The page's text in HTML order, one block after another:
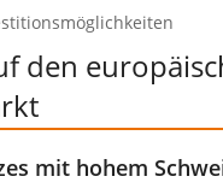
den
mit hohem